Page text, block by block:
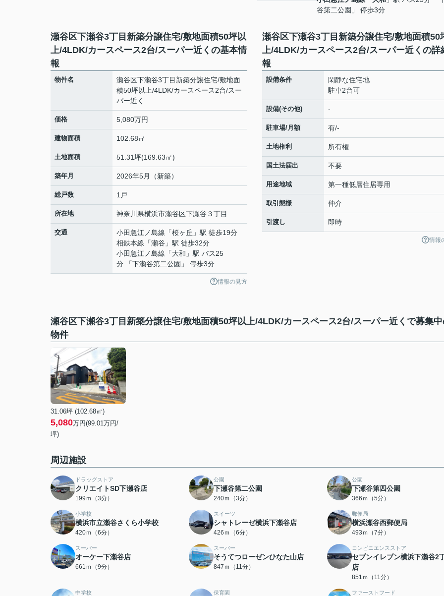
谷第二公園」 停歩3分
瀬谷区下瀬谷3丁目新築分譲住宅/敷地面積50坪以
上/4LDK/カースペース2台/スーパー近くの基本情
報
物件名
瀬谷区下瀬谷3丁目新築分譲住宅/敷地面
積50坪以上/4LDK/カースペース2台/スー
パー近く
価格 5,080万円
建物面積 102.68㎡
土地面積 51.31坪(169.63㎡)
築年月 2026年5月（新築）
総戸数 1戸
所在地 神奈川県横浜市瀬谷区下瀬谷 ３丁目
交通 小田急江ノ島線 「桜ヶ丘 」駅 徒歩19分
相鉄本線 「瀬谷 」駅 徒歩32分
小田急江ノ島線 「大和 」駅 バス25
分 「下瀬谷第二公園」 停歩3分
情報の見方
瀬谷区下瀬谷3丁目新築分譲住宅/敷地面積50
上/4LDK/カースペース2台/スーパー近くの詳
報
設備条件
閑静な住宅地
駐車2台可
設備(その他) -
駐車場/月額 有/-
土地権利 所有権
国土法届出 不要
用途地域 第一種低層住居専用
取引態様 仲介
引渡し 即時
情報
瀬谷区下瀬谷3丁目新築分譲住宅/敷地面積50坪以上/4LDK/カースペース2台/スーパー近くで募集
物件
31.06坪 (102.68㎡)
5,080万円(99.01万円/
坪)
周辺施設
ドラッグストア
クリエイトSD下瀬谷店
199ｍ（3分）
公園
下瀬谷第二公園
240ｍ（3分）
公園
下瀬谷第四公園
366ｍ（5分）
小学校
横浜市立瀬谷さくら小学校
420ｍ（6分）
スイーツ
シャトレーゼ横浜下瀬谷店
426ｍ（6分）
郵便局
横浜瀬谷西郵便局
493ｍ（7分）
スーパー
オーケー下瀬谷店
661ｍ（9分）
スーパー
そうてつローゼンひなた山店
847ｍ（11分）
コンビニエンスストア
セブンイレブン横浜下瀬谷2
店
851ｍ（11分）
中学校 保育園 ファーストフード